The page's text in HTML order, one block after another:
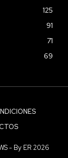
125
91
71
69
- By ER 2026